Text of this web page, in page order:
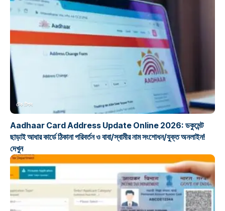
টেক টিপস
Aadhaar Card Address Update Online 2026: ডকুমেন্ট
ছাড়াই আধার কার্ডে ঠিকানা পরিবর্তন ও বাবা/স্বামীর নাম সংশোধন/যুক্ত অনলাইন!
দেখুন